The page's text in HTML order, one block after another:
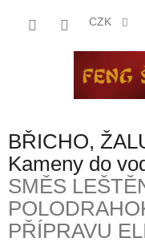
CZK
BŘICHO,
Kameny do
SMĚS
PŘÍPRAVU